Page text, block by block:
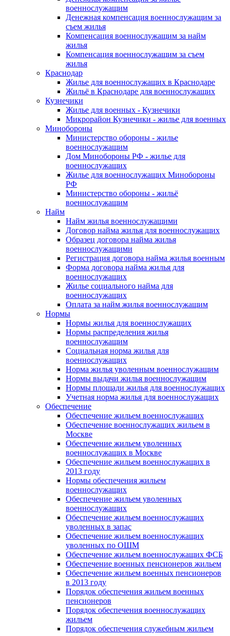
военнослужащим
Денежная компенсация военнослужащим за
съем жилья
Компенсация военнослужащим за найм
жилья
Компенсация военнослужащим за съем
жилья
Краснодар
Жилье для военнослужащих в Краснодаре
Жильё в Краснодаре для военнослужащих
Кузнечики
Жилье для военных - Кузнечики
Микрорайон Кузнечики - жилье для военных
Минобороны
Министерство обороны - жилье
военнослужащим
Дом Минобороны РФ - жилье для
военнослужащих
Жилье для военнослужащих Минобороны
РФ
Министерство обороны - жильё
военнослужащим
Найм
Найм жилья военнослужащими
Договор найма жилья для военнослужащих
Образец договора найма жилья
военнослужащими
Регистрация договора найма жилья военным
Форма договора найма жилья для
военнослужащих
Жилье социального найма для
военнослужащих
Оплата за найм жилья военнослужащим
Нормы
Нормы жилья для военнослужащих
Нормы распределения жилья
военнослужащим
Социальная норма жилья для
военнослужащих
Норма жилья уволенным военнослужащим
Нормы выдачи жилья военнослужащим
Нормы площади жилья для военнослужащих
Учетная норма жилья для военнослужащих
Обеспечение
Обеспечение жильем военнослужащих
Обеспечение военнослужащих жильем в
Москве
Обеспечение жильем уволенных
военнослужащих в Москве
Обеспечение жильем военнослужащих в
2013 году
Нормы обеспечения жильем
военнослужащих
Обеспечение жильем уволенных
военнослужащих
Обеспечение жильем военнослужащих
уволенных в запас
Обеспечение жильем военнослужащих
уволенных по ОШМ
Обеспечение жильем военнослужащих ФСБ
Обеспечение военных пенсионеров жильем
Обеспечение жильем военных пенсионеров
в 2013 году
Порядок обеспечения жильем военных
пенсионеров
Порядок обеспечения военнослужащих
жильем
Порядок обеспечения служебным жильем